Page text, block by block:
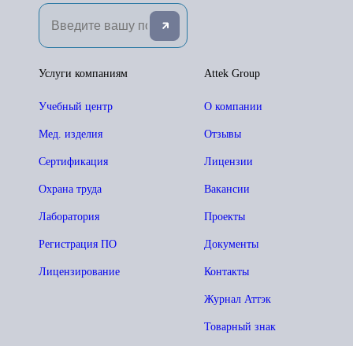
Attek Group
О компании
Отзывы
Лицензии
Вакансии
Проекты
Документы
Контакты
Журнал Аттэк
Товарный знак
Услуги компаниям
Учебный центр
Мед. изделия
Сертификация
Охрана труда
Лаборатория
Регистрация ПО
Лицензирование